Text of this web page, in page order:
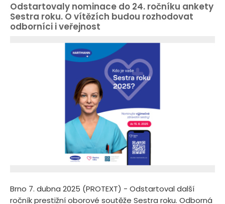
Odstartovaly nominace do 24. ročníku ankety
Sestra roku. O vítězích budou rozhodovat
odborníci i veřejnost
Brno 7. dubna 2025 (PROTEXT) - Odstartoval další
ročník prestižní oborové soutěže Sestra roku. Odborná